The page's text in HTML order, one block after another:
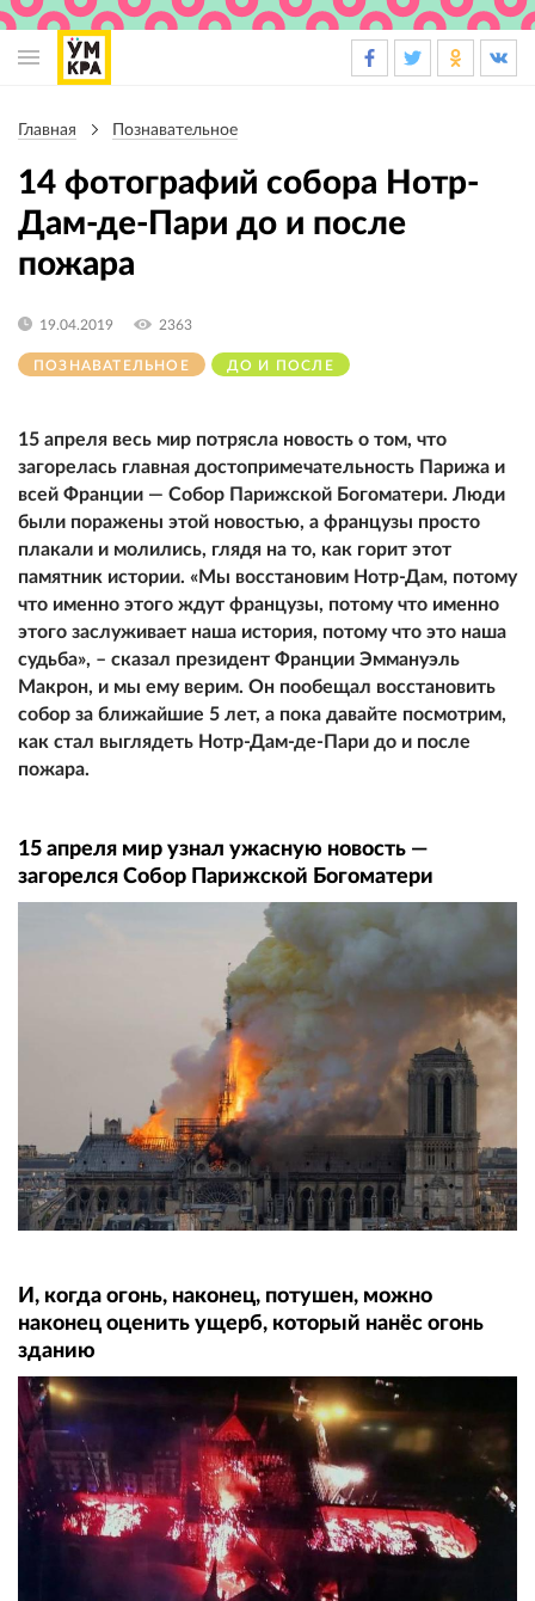
навигация
навигации
Главная Познавательное
14 фотографий собора Нотр-
Дам-де-Пари до и после
пожара
ПОЗНАВАТЕЛЬНОЕ ДО И ПОСЛЕ
19.04.2019 2363
15 апреля весь мир потрясла новость о том, что
загорелась главная достопримечательность Парижа и
всей Франции — Собор Парижской Богоматери. Люди
были поражены этой новостью, а французы просто
плакали и молились, глядя на то, как горит этот
памятник истории. «Мы восстановим Нотр-Дам, потому
что именно этого ждут французы, потому что именно
этого заслуживает наша история, потому что это наша
судьба», – сказал президент Франции Эммануэль
Макрон, и мы ему верим. Он пообещал восстановить
собор за ближайшие 5 лет, а пока давайте посмотрим,
как стал выглядеть Нотр-Дам-де-Пари до и после
пожара.
15 апреля мир узнал ужасную новость —
загорелся Собор Парижской Богоматери
И, когда огонь, наконец, потушен, можно
наконец оценить ущерб, который нанёс огонь
зданию